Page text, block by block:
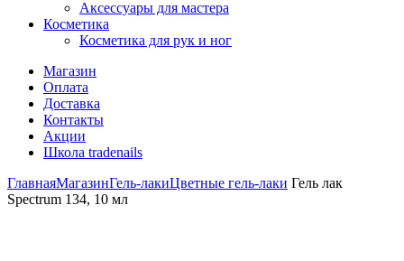
Аксессуары для мастера
Косметика
Косметика для рук и ног
Магазин
Оплата
Доставка
Контакты
Акции
Школа tradenails
ГлавнаяМагазинГель-лакиЦветные гель-лаки Гель лак
Spectrum 134, 10 мл